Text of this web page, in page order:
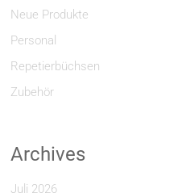
Neue Produkte
Personal
Repetierbüchsen
Zubehör
Archives
Juli 2026